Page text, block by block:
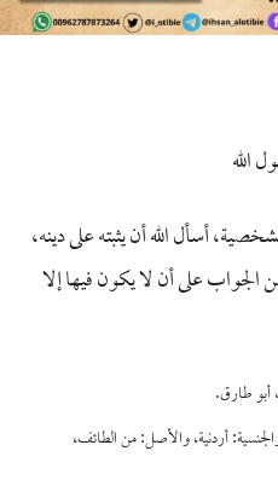
الله
أسأل الله أن يثبته على دينه،
على أن لا يكون فيها إلا
أبو طارق.
أردنية، والأصل: من الطائف،